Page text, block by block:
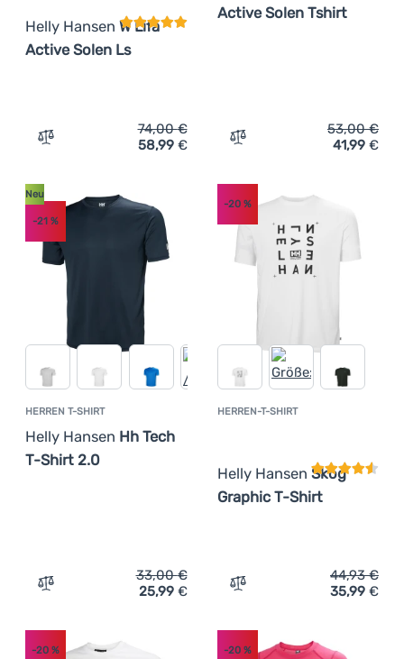
Helly Hansen W Lifa
Active Solen Ls
Zum Vergleich 'Damen-T-Shirt Helly Hansen W Lifa
74,00€
58,99 €
Active Solen Tshirt
Zum Vergleich 'Damen-
53,00€
41,99 €
HERREN T-SHIRT
Helly Hansen Hh Tech
T-Shirt 2.0
Neu
-21 %
Zum Vergleich 'Herren T-Shirt Helly Hansen Hh Tech T-
33,00€
25,99 €
HERREN-T-SHIRT
Helly Hansen Skog
Graphic T-Shirt
-20%
Zum Vergleich 'Herren-T-
44,93€
35,99 €
-20 % -20%